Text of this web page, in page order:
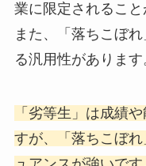
業に限定されること
また、「落ちこぼ
る汎用性があります
「劣等生」は成績
すが、「落ちこぼ